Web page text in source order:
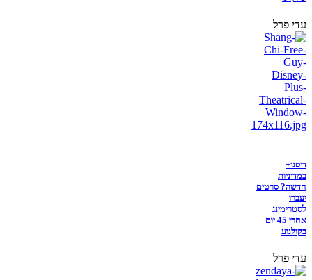
עדי פרל
דיסני+
במדיניות
חדשה? סרטים
יעברו
לסטרימינג
אחרי 45 יום
בקולנוע
עדי פרל